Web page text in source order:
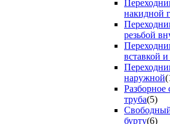
накидной
резьбой
вставкой
наружной
Разборное
труба(5)
бурту(6)